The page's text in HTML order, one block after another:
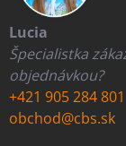
Lucia
Špecialistka
objednávkou?
+421 905 284 801
obchod@cbs.sk